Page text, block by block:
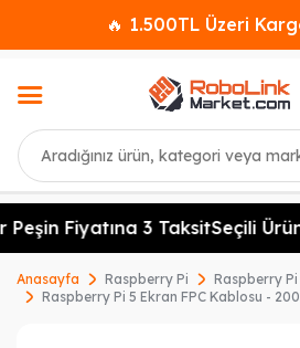
🔥 1.500TL Üzeri
Ara
Fiyatına 3 TaksitSeçili
Anasayfa Raspberry Pi
Raspberry
Raspberry Pi 5 Ekran FPC Kablosu -